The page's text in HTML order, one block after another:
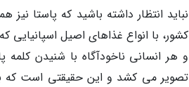
نباید انتظار داشته باشید که پاستا نیز
کشور، با انواع غذاهای اصیل اسپانیایی
و هر انسانی ناخودآگاه با شنیدن کلمه
تصویر می کشد و این حقیقتی است که